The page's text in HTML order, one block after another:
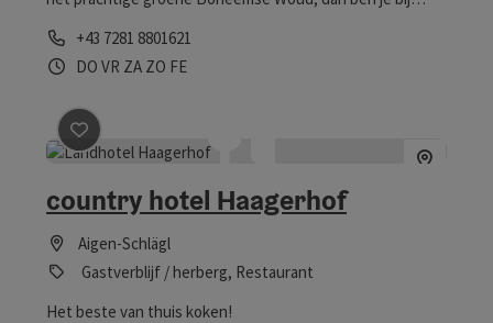
Telefoon
+43 7281 8801621
Openingstijden
DO donderdag geopend
VR vrijdag geopend
ZA zaterdag geopend
ZO zondag geopend
FEop feestdag geopend
Bijdrage aankruisen : country hotel Haagerhof
country hotel Haagerhof
Aigen-Schlägl
Gastverblijf / herberg, Restaurant
Het beste van thuis koken!